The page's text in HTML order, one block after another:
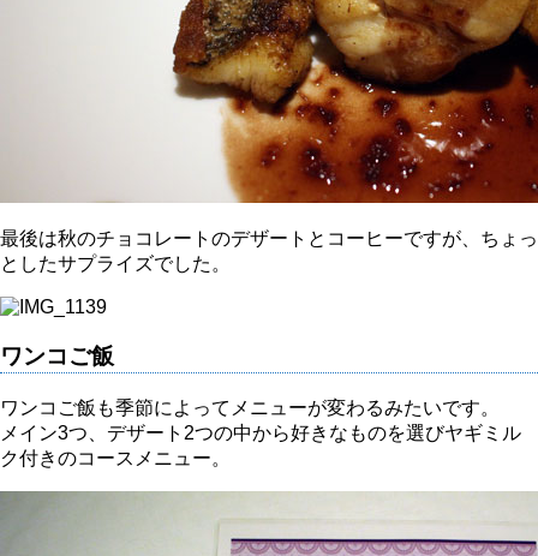
最後は秋のチョコレートのデザートとコーヒーですが、ちょっ
としたサプライズでした。
ワンコご飯
ワンコご飯も季節によってメニューが変わるみたいです。
メイン3つ、デザート2つの中から好きなものを選びヤギミル
ク付きのコースメニュー。